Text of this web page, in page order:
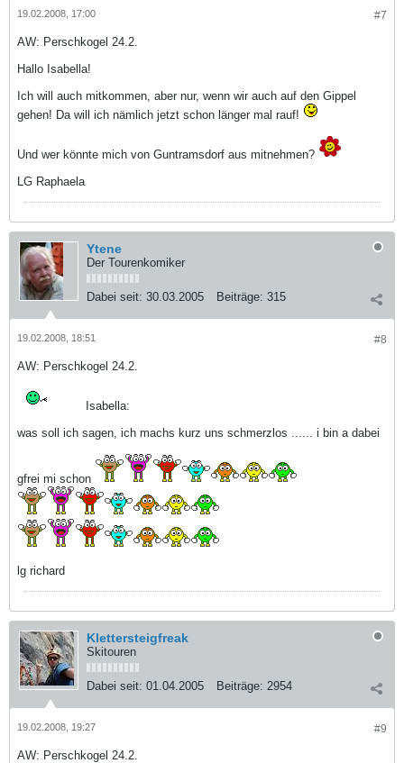
#7
19.02.2008, 17:00
AW: Perschkogel 24.2.
Hallo Isabella!
Ich will auch mitkommen, aber nur, wenn wir auch auf den Gippel
gehen! Da will ich nämlich jetzt schon länger mal rauf!
Und wer könnte mich von Guntramsdorf aus mitnehmen?
LG Raphaela
Ytene
Der Tourenkomiker
Dabei seit: 30.03.2005 Beiträge: 315
#8
19.02.2008, 18:51
AW: Perschkogel 24.2.
Isabella:
was soll ich sagen, ich machs kurz uns schmerzlos ...... i bin a dabei
gfrei mi schon
lg richard
Klettersteigfreak
Skitouren
Dabei seit: 01.04.2005 Beiträge: 2954
#9
19.02.2008, 19:27
AW: Perschkogel 24.2.